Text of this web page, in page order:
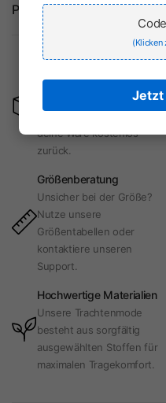
Produktdetails
Kostenlose
Rücksendungen
Passt nicht oder gefällt
nicht? Kein Problem! Sende
deine Ware kostenlos
zurück.
Größenberatung
Unsicher bei der Größe?
Nutze unsere
Größentabellen oder
kontaktiere unseren
Support.
Hochwertige Materialien
Unsere Trachtenmode
besteht aus sorgfältig
ausgewählten Stoffen für
maximalen Tragekomfort.
(Klicken
Jetzt